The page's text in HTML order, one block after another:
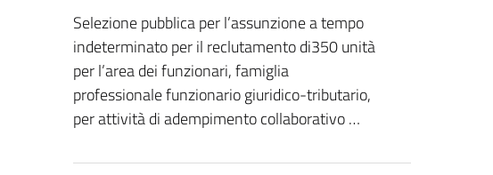
Selezione pubblica per l’assunzione a tempo
indeterminato per il reclutamento di350 unità
per l’area dei funzionari, famiglia
professionale funzionario giuridico-tributario,
per attività di adempimento collaborativo …